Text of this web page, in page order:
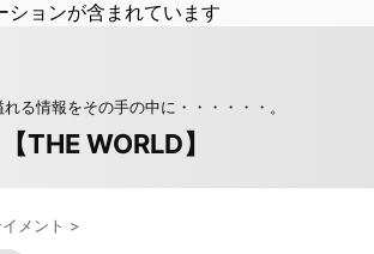
ションが含まれています
る情報をその手の中に・・・・・・。
【THE WORLD】
メント >